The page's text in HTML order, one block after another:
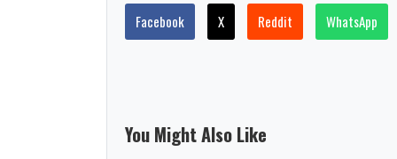
Facebook X Reddit WhatsApp
You Might Also Like